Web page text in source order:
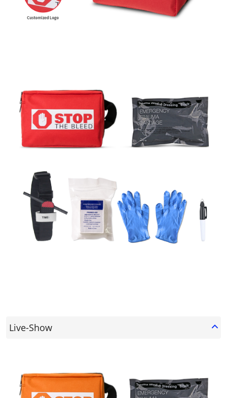
Live-Show